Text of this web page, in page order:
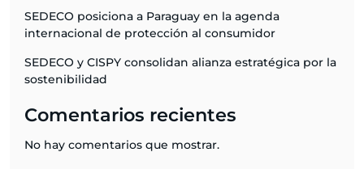
SEDECO posiciona a Paraguay en la agenda
internacional de protección al consumidor
SEDECO y CISPY consolidan alianza estratégica por la
sostenibilidad
Comentarios recientes
No hay comentarios que mostrar.